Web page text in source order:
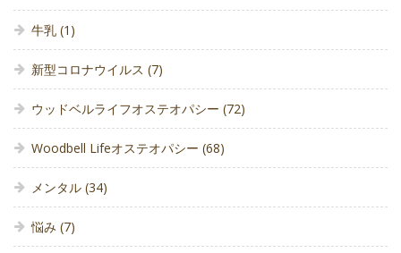
牛乳 (1)
新型コロナウイルス (7)
ウッドベルライフオステオパシー (72)
Woodbell Lifeオステオパシー (68)
メンタル (34)
悩み (7)